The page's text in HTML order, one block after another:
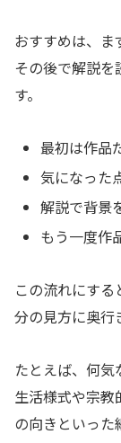
おすすめは、ま
その後で解説
す。
最初は作品
気になった
解説で背景
もう一度作
この流れにす
分の見方に奥行
たとえば、何
生活様式や宗教
の向きといった